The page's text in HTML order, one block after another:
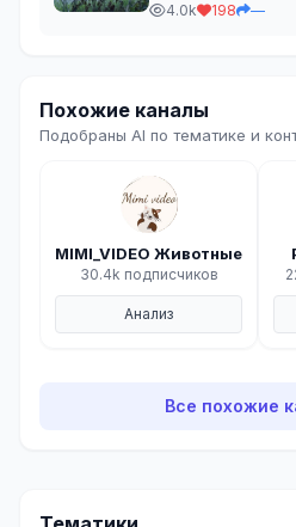
реставраторы. В последнее время в
4.0k
198 —
Похожие каналы
Подобраны AI по тематике и
MIMI_VIDEO Животные
30.4k подписчиков
Анализ
Все похожие